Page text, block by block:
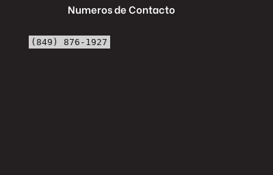
Numeros de Contacto
(849) 876-1927